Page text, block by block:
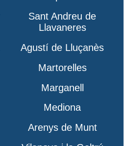
Sant Andreu de
Llavaneres
Agustí de Lluçanès
Martorelles
Marganell
Mediona
Arenys de Munt